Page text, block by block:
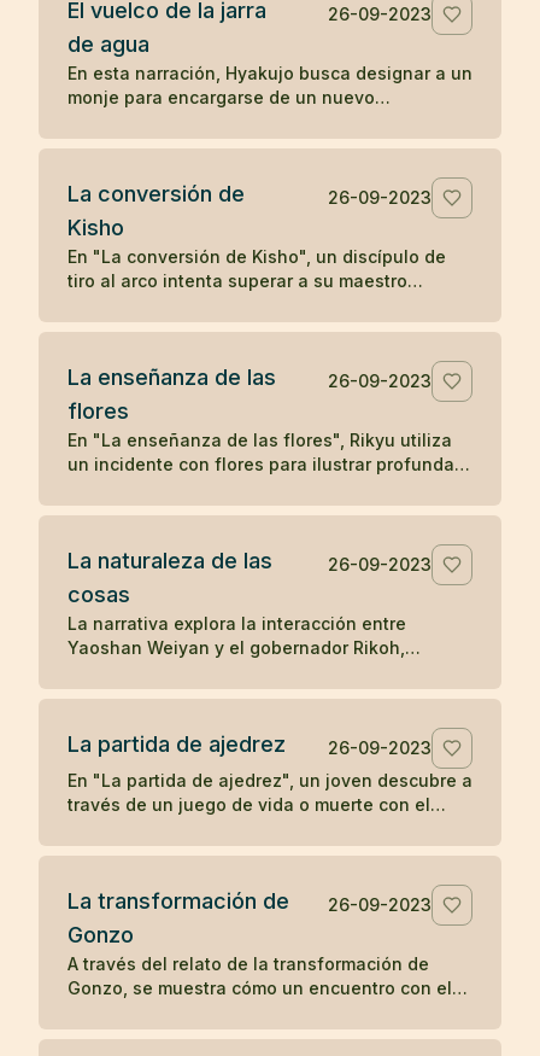
deseo. Solo cuando el leñador olvida su deseo
y se concentra en su tarea presente, el satori
reaparece, subrayando la idea zen de liberarse
de los deseos y vivir en el momento presente
para alcanzar la iluminación.
El vuelco de la jarra
de agua
26-09-2023
En esta narración, Hyakujo busca designar a un
monje para encargarse de un nuevo
una jarra de agua. Mientras los otros monjes
cocinero, actúa volcando la jarra, demostrando
una comprensión no verbal y directa de la
naturaleza de la realidad, lo que le gana la
designación como maestro del nuevo
monasterio. La historia ilustra cómo la acción
valoradas en la tradición zen.
La conversión de
Kisho
26-09-2023
En "La conversión de Kisho", un discípulo de
tiro al arco intenta superar a su maestro
maestro demuestra su habilidad superior
del maestro lleva a una humilde aceptación por
parte del discípulo, solidificando su relación
maestro-discípulo en un vínculo eterno de
respeto y aprendizaje.
La enseñanza de las
flores
26-09-2023
En "La enseñanza de las flores", Rikyu utiliza
un incidente con flores para ilustrar profundas
transitoria de los fenómenos y la interconexión
la transformación y la percepción influyen en
La naturaleza de las
cosas
26-09-2023
La narrativa explora la interacción entre
Yaoshan Weiyan y el gobernador Rikoh,
un poema, la comprensión súbita de Rikoh
sabiduría simple pero profunda del Tao.
La partida de ajedrez
26-09-2023
En "La partida de ajedrez", un joven descubre a
través de un juego de vida o muerte con el
concentración y la compasión son las claves
La transformación de
Gonzo
26-09-2023
A través del relato de la transformación de
Gonzo, se muestra cómo un encuentro con el
colérico barquero, ilustrando el poder del buen